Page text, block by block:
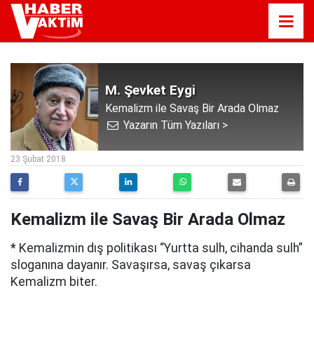
M. Şevket Eygi
Kemalizm ile Savaş Bir Arada Olmaz
Yazarın Tüm Yazıları >
07:57
23 Şubat 2018
Kemalizm ile Savaş Bir Arada Olmaz
* Kemalizmin dış politikası “Yurtta sulh, cihanda sulh”
sloganına dayanır. Savaşırsa, savaş çıkarsa
Kemalizm biter.